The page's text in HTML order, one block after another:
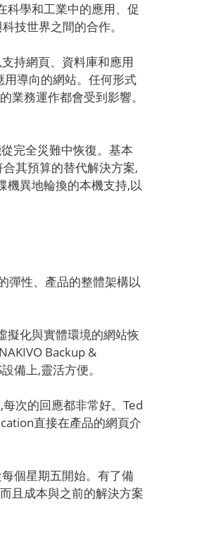
科學和工業中的應用、促
技世界之間的合作。
持網頁、資料庫和應用
導向的網站。任何形式
業務運作都會受到影響。
完全災難中恢復。基本
其預算的替代解決方案,
機異地輪換的本機支持,以
彈性、產品的整體架構以
擬化與實體環境的網站恢
Backup &
備上,靈活方便。
次的回應都非常好。Ted
直接在產品的網頁介
個星期五開始。有了備
且成本與之前的解決方案